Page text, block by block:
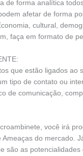
de forma analítica
afetar de forma
cultural,
faça em formato de
que estão ligados ao
tipo de contato ou
de comunicação,
você irá
Ameaças do mercado.
são as potencialidades